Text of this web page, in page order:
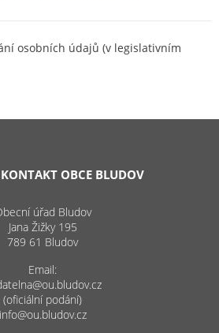
osobních údajů (v legislativním
OBCE BLUDOV
úřad Bludov
Jana Žižky 195
789 61 Bludov
Email:
(oficiální podání)
info@ou.bludov.cz